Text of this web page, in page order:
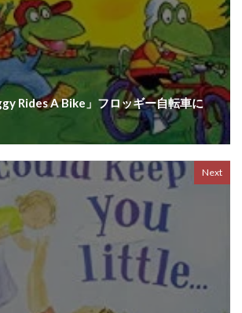
Rides A Bike」フロッギー自転車に
Next